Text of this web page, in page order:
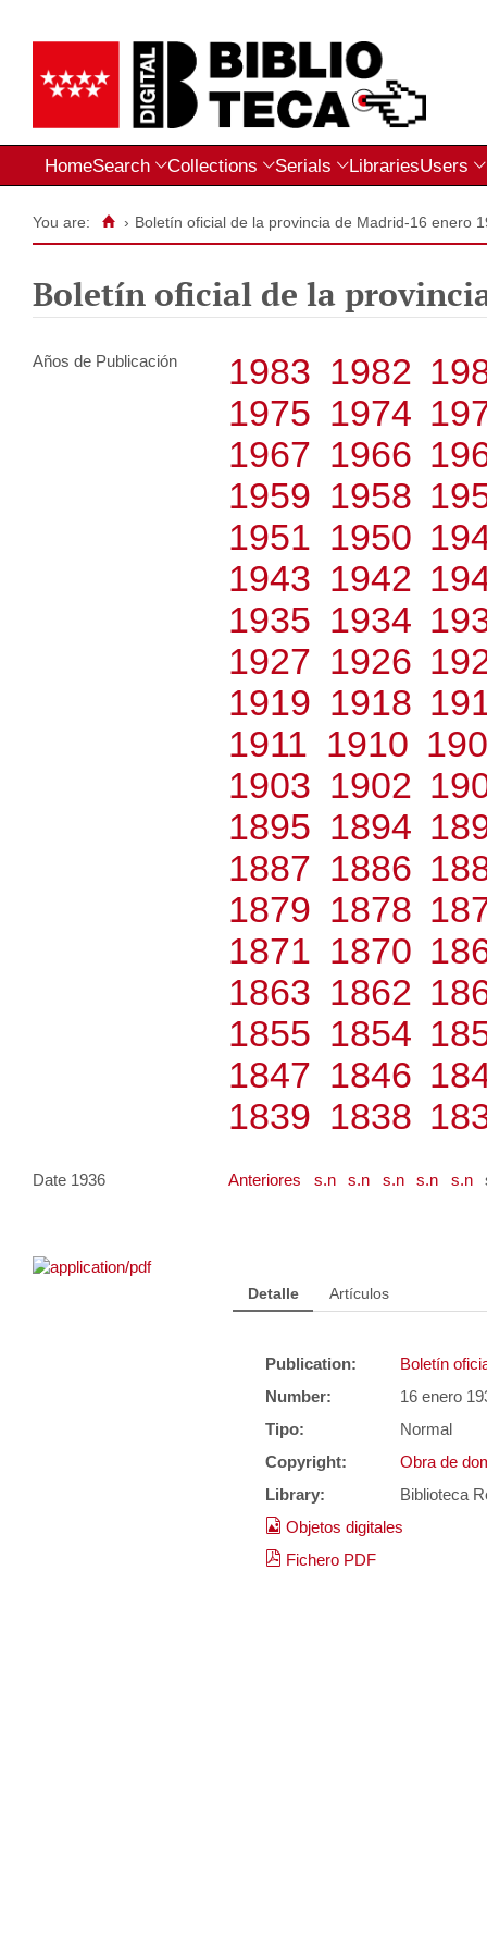
HomeSearch Collections Serials LibrariesUsers
You are: › Boletín oficial de la provincia de Madrid-16 enero
Boletín oficial de la
Años de Publicación 1983 1982
1975 1974
1967 1966
1959 1958
1951 1950
1943 1942
1935 1934
1927 1926
1919 1918
1911 1910
1903 1902
1895 1894
1887 1886
1879 1878
1871 1870
1863 1862
1855 1854
1847 1846
1839 1838
Date 1936 Anteriores s.n s.n s.n s.n s.n
Detalle Artículos
Publication:
Boletín
Number:
16 enero
Tipo:
Normal
Copyright:
Obra de
Library:
Biblioteca
Objetos digitales
Fichero PDF